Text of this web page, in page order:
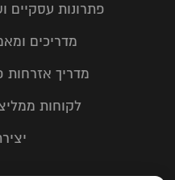
פתרונות עסקיים
מדריכים
מדריך אזרחות
לקוחות